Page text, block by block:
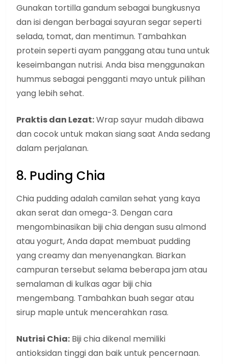
Gunakan tortilla gandum sebagai bungkusnya
dan isi dengan berbagai sayuran segar seperti
selada, tomat, dan mentimun. Tambahkan
protein seperti ayam panggang atau tuna untuk
keseimbangan nutrisi. Anda bisa menggunakan
hummus sebagai pengganti mayo untuk pilihan
yang lebih sehat.
Praktis dan Lezat:Wrap sayur mudah dibawa
dan cocok untuk makan siang saat Anda sedang
dalam perjalanan.
8. Puding Chia
Chia pudding adalah camilan sehat yang kaya
akan serat dan omega-3. Dengan cara
mengombinasikan biji chia dengan susu almond
atau yogurt, Anda dapat membuat pudding
yang creamy dan menyenangkan. Biarkan
campuran tersebut selama beberapa jam atau
semalaman di kulkas agar biji chia
mengembang. Tambahkan buah segar atau
sirup maple untuk mencerahkan rasa.
Nutrisi Chia: Biji chia dikenal memiliki
antioksidan tinggi dan baik untuk pencernaan.